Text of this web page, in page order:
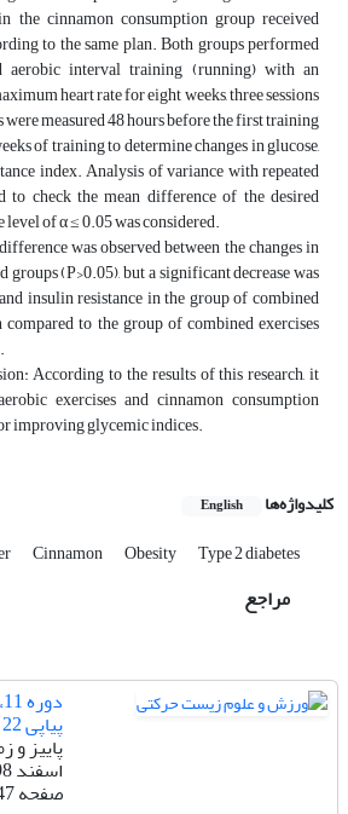
the cinnamon consumption group received
to the same plan. Both groups performed
aerobic interval training (running) with an
heart rate for eight weeks, three sessions
measured 48 hours before the first training
of training to determine changes in glucose,
index. Analysis of variance with repeated
to check the mean difference of the desired
of α ≤ 0.05 was considered.
was observed between the changes in
groups (P>0.05), but a significant decrease was
insulin resistance in the group of combined
compared to the group of combined exercises
According to the results of this research, it
exercises and cinnamon consumption
improving glycemic indices.
کلیدواژه‌ها English
Cinnamon Obesity Type 2 diabetes
مراجع
پیاپی 22
پاییز و
اسفند 1398
صفحه